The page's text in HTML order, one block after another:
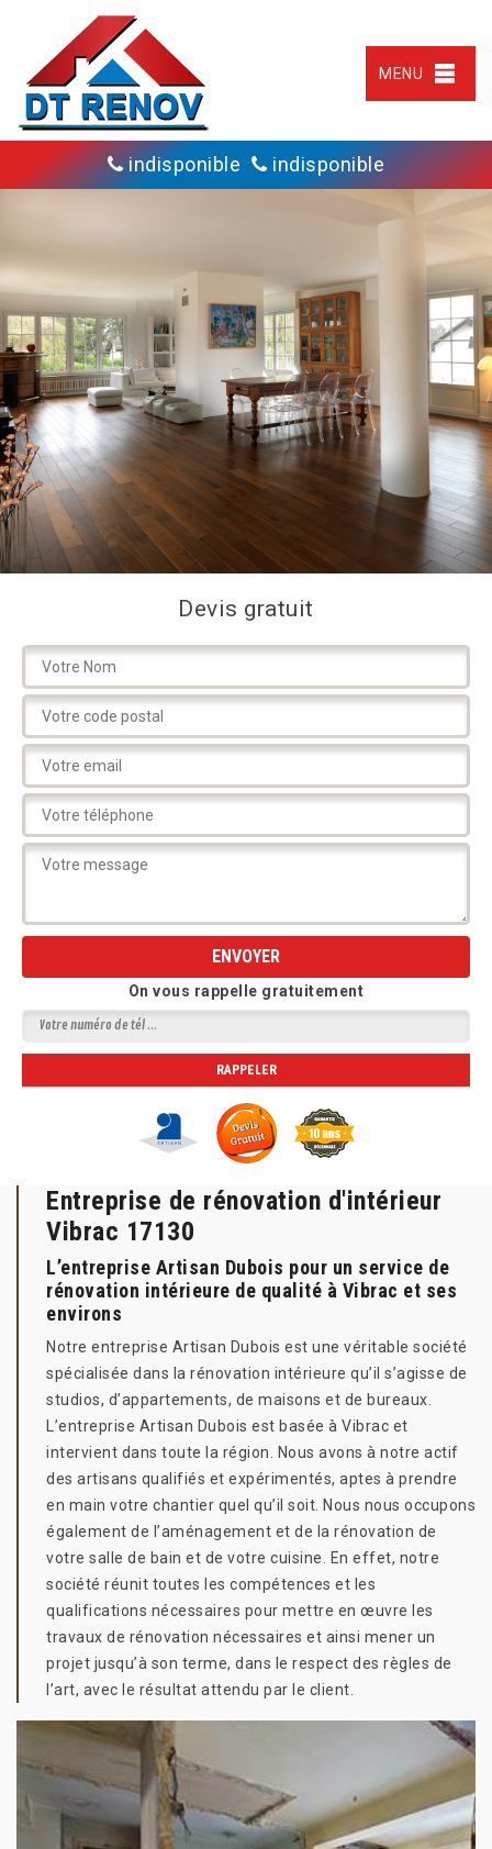
MENU
indisponible indisponible
Devis gratuit
On vous rappelle gratuitement
Entreprise de rénovation d'intérieur
Vibrac 17130
L’entreprise Artisan Dubois pour un service de
rénovation intérieure de qualité à Vibrac et ses
environs
Notre entreprise Artisan Dubois est une véritable société
spécialisée dans la rénovation intérieure qu’il s’agisse de
studios, d’appartements, de maisons et de bureaux.
L’entreprise Artisan Dubois est basée à Vibrac et
intervient dans toute la région. Nous avons à notre actif
des artisans qualifiés et expérimentés, aptes à prendre
en main votre chantier quel qu’il soit. Nous nous occupons
également de l’aménagement et de la rénovation de
votre salle de bain et de votre cuisine. En effet, notre
société réunit toutes les compétences et les
qualifications nécessaires pour mettre en œuvre les
travaux de rénovation nécessaires et ainsi mener un
projet jusqu’à son terme, dans le respect des règles de
l’art, avec le résultat attendu par le client.